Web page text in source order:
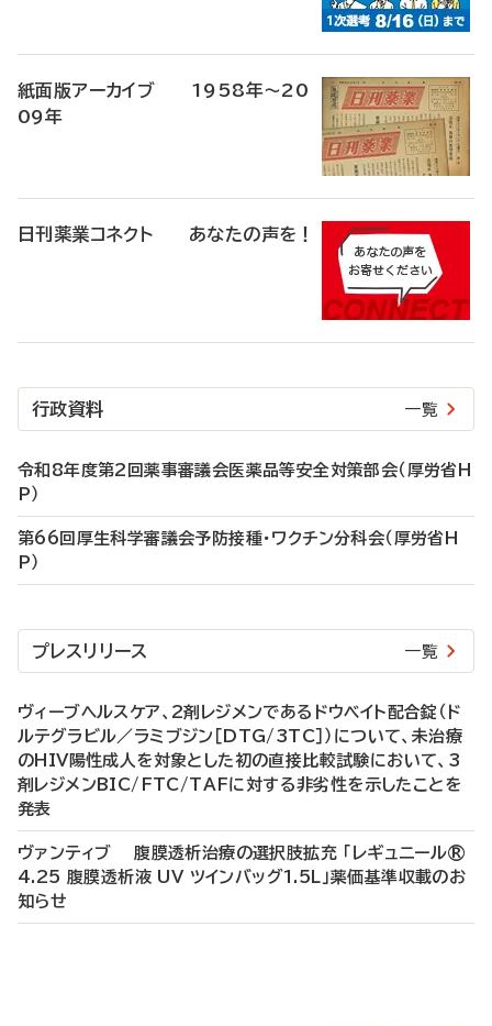
紙面版アーカイブ 1958年～20
09年
日刊薬業コネクト あなたの声を！
行政資料 一覧
令和8年度第2回薬事審議会医薬品等安全対策部会（厚労省H
P）
第66回厚生科学審議会予防接種・ワクチン分科会（厚労省H
P）
プレスリリース 一覧
ヴィーブヘルスケア、2剤レジメンであるドウベイト配合錠（ド
ルテグラビル／ラミブジン［DTG/3TC］）について、未治療
のHIV陽性成人を対象とした初の直接比較試験において、3
剤レジメンBIC/FTC/TAFに対する非劣性を示したことを
発表
ヴァンティブ 腹膜透析治療の選択肢拡充 「レギュニール®
4.25 腹膜透析液 UV ツインバッグ1.5L」薬価基準収載のお
知らせ